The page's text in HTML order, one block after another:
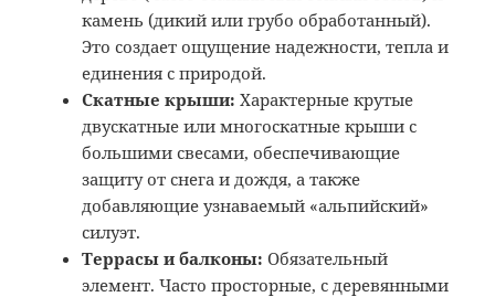
камень (дикий или грубо обработанный).
Это создает ощущение надежности, тепла и
единения с природой.
Скатные крыши: Характерные крутые
двускатные или многоскатные крыши с
большими свесами, обеспечивающие
защиту от снега и дождя, а также
добавляющие узнаваемый «альпийский»
силуэт.
Террасы и балконы: Обязательный
элемент. Часто просторные, с деревянными